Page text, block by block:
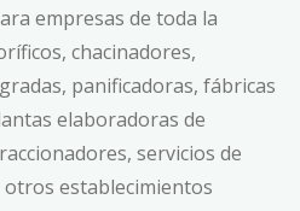
empresas de toda la
chacinadores,
panificadoras, fábricas
elaboradoras de
servicios de
establecimientos